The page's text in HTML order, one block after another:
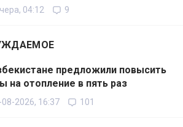
04:12 9
предложили повысить
на отопление в пять раз
08-2026, 16:37 101